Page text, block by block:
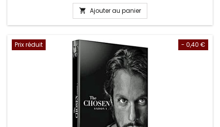
 Ajouter au panier
- 0,40 €
Prix réduit